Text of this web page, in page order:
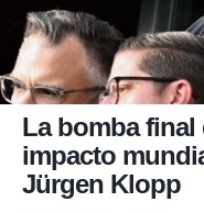
permite
seguir
a la
ACEPTAR
CONTINUAR
CONFIGURAR
RECHAZAR
La bomba final
impacto
Jürgen Klopp